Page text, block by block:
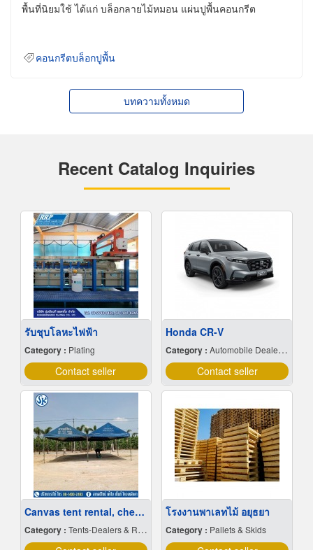
พื้นที่นิยมใช้ ได้แก่ บล็อกลายไม้หมอน แผ่นปูพื้นคอนกรีต
คอนกรีตบล็อกปูพื้น
บทความทั้งหมด
Recent Catalog Inquiries
รับชุบโลหะไฟฟ้า
Category : Plating
Contact seller
Honda CR-V
Category : Automobile Dealers-New Cars
Contact seller
Canvas tent rental, cheap price
Category : Tents-Dealers & Renting
โรงงานพาเลทไม้ อยุธยา
Category : Pallets & Skids